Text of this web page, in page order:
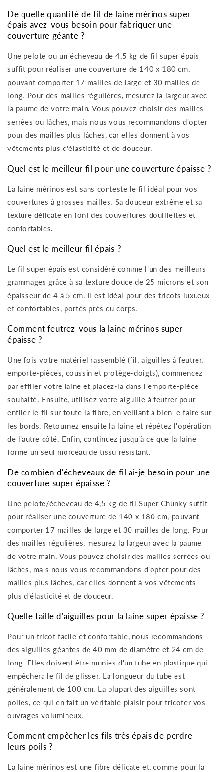
De quelle quantité de fil de laine mérinos super
épais avez-vous besoin pour fabriquer une
couverture géante ?
Une pelote ou un écheveau de 4,5 kg de fil super épais
suffit pour réaliser une couverture de 140 x 180 cm,
pouvant comporter 17 mailles de large et 30 mailles de
long. Pour des mailles régulières, mesurez la largeur avec
la paume de votre main. Vous pouvez choisir des mailles
serrées ou lâches, mais nous vous recommandons d'opter
pour des mailles plus lâches, car elles donnent à vos
vêtements plus d'élasticité et de douceur.
Quel est le meilleur fil pour une couverture épaisse ?
La laine mérinos est sans conteste le fil idéal pour vos
couvertures à grosses mailles. Sa douceur extrême et sa
texture délicate en font des couvertures douillettes et
confortables.
Quel est le meilleur fil épais ?
Le fil super épais est considéré comme l'un des meilleurs
grammages grâce à sa texture douce de 25 microns et son
épaisseur de 4 à 5 cm. Il est idéal pour des tricots luxueux
et confortables, portés près du corps.
Comment feutrez-vous la laine mérinos super
épaisse ?
Une fois votre matériel rassemblé (fil, aiguilles à feutrer,
emporte-pièces, coussin et protège-doigts), commencez
par effiler votre laine et placez-la dans l'emporte-pièce
souhaité. Ensuite, utilisez votre aiguille à feutrer pour
enfiler le fil sur toute la fibre, en veillant à bien le faire sur
les bords. Retournez ensuite la laine et répétez l'opération
de l'autre côté. Enfin, continuez jusqu'à ce que la laine
forme un seul morceau de tissu résistant.
De combien d'écheveaux de fil ai-je besoin pour une
couverture super épaisse ?
Une pelote/écheveau de 4,5 kg de fil Super Chunky suffit
pour réaliser une couverture de 140 x 180 cm, pouvant
comporter 17 mailles de large et 30 mailles de long. Pour
des mailles régulières, mesurez la largeur avec la paume
de votre main. Vous pouvez choisir des mailles serrées ou
lâches, mais nous vous recommandons d'opter pour des
mailles plus lâches, car elles donnent à vos vêtements
plus d'élasticité et de douceur.
Quelle taille d'aiguilles pour la laine super épaisse ?
Pour un tricot facile et confortable, nous recommandons
des aiguilles géantes de 40 mm de diamètre et 24 cm de
long. Elles doivent être munies d'un tube en plastique qui
empêchera le fil de glisser. La longueur du tube est
généralement de 100 cm. La plupart des aiguilles sont
polies, ce qui en fait un véritable plaisir pour tricoter vos
ouvrages volumineux.
Comment empêcher les fils très épais de perdre
leurs poils ?
La laine mérinos est une fibre délicate et, comme pour la